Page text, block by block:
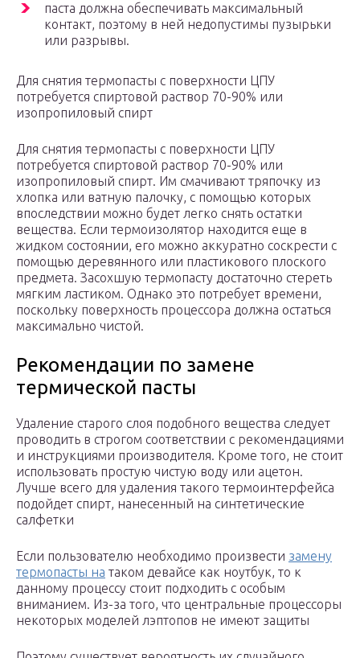
паста должна обеспечивать максимальный
контакт, поэтому в ней недопустимы пузырьки
или разрывы.
Для снятия термопасты с поверхности ЦПУ
потребуется спиртовой раствор 70-90% или
изопропиловый спирт
Для снятия термопасты с поверхности ЦПУ
потребуется спиртовой раствор 70-90% или
изопропиловый спирт. Им смачивают тряпочку из
хлопка или ватную палочку, с помощью которых
впоследствии можно будет легко снять остатки
вещества. Если термоизолятор находится еще в
жидком состоянии, его можно аккуратно соскрести с
помощью деревянного или пластикового плоского
предмета. Засохшую термопасту достаточно стереть
мягким ластиком. Однако это потребует времени,
поскольку поверхность процессора должна остаться
максимально чистой.
Рекомендации по замене
термической пасты
Удаление старого слоя подобного вещества следует
проводить в строгом соответствии с рекомендациями
и инструкциями производителя. Кроме того, не стоит
использовать простую чистую воду или ацетон.
Лучше всего для удаления такого термоинтерфейса
подойдет спирт, нанесенный на синтетические
салфетки
Если пользователю необходимо произвести замену
термопасты на таком девайсе как ноутбук, то к
данному процессу стоит подходить с особым
вниманием. Из-за того, что центральные процессоры
некоторых моделей лэптопов не имеют защиты